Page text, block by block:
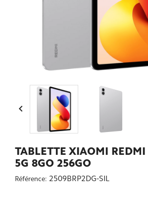

TABLETTE XIAOMI
5G 8GO 256GO
Référence: 2509BRP2DG-SIL